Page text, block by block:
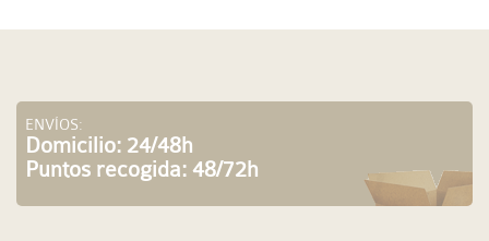
ENVÍOS:
Domicilio: 24/48h
Puntos recogida: 48/72h